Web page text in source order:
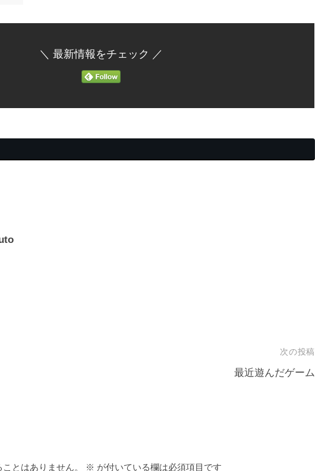
＼ 最新情報をチェック ／
次の投稿
最近遊んだゲーム
とはありません。 ※ が付いている欄は必須項目です